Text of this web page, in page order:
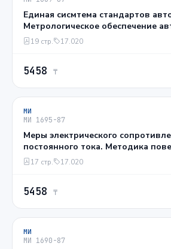
Единая сисмтема стандартов
Метрологическое обеспечение
Основные положения
19 стр. 17.020
5458 ₸
МИ
МИ 1695-87
Меры электрического
постоянного тока. Методика
17 стр. 17.020
5458 ₸
МИ
МИ 1690-87